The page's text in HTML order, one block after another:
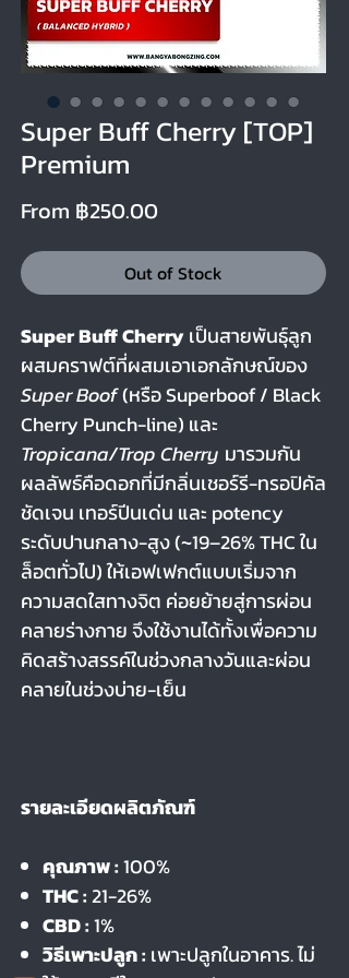
Super Buff Cherry [TOP]
Premium
From ฿250.00Sale Price
Out of Stock
Super Buff Cherryเป็นสายพันธุ์ลูก
ผสมคราฟต์ที่ผสมเอาเอกลักษณ์ของ
Super Boof(หรือ Superboof / Black
Cherry Punch-line) และ
Tropicana/Trop Cherry มารวมกัน
ผลลัพธ์คือดอกที่มีกลิ่นเชอร์รี-ทรอปิคัล
ชัดเจน เทอร์ปีนเด่น และ potency
ระดับปานกลาง-สูง (~19–26% THC ใน
ล็อตทั่วไป) ให้เอฟเฟกต์แบบเริ่มจาก
ความสดใสทางจิต ค่อยย้ายสู่การผ่อน
คลายร่างกาย จึงใช้งานได้ทั้งเพื่อความ
คิดสร้างสรรค์ในช่วงกลางวันและผ่อน
คลายในช่วงบ่าย-เย็น
รายละเอียดผลิตภัณฑ์
คุณภาพ :100%
THC :21-26%
CBD :1%
วิธีเพาะปลูก : เพาะปลูกในอาคาร. ไม่